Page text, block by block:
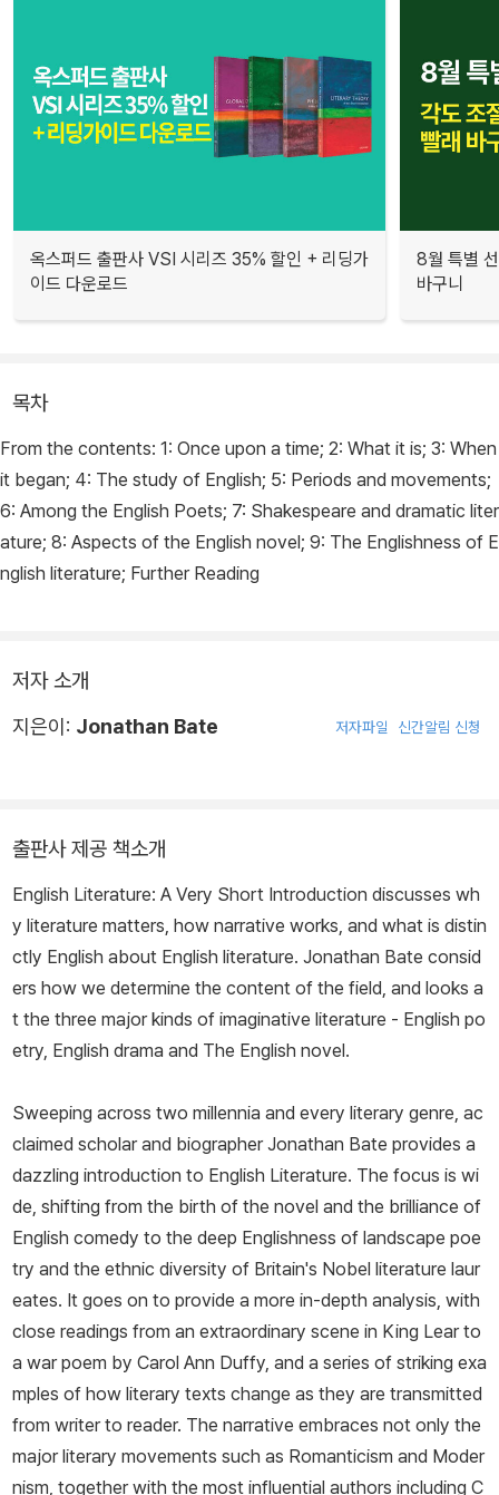
옥스퍼드 출판사 VSI 시리즈 35% 할인 + 리딩가
이드 다운로드
8월 특별
바구니
목차
From the contents: 1: Once upon a time; 2: What it is; 3: When
it began; 4: The study of English; 5: Periods and movements;
6: Among the English Poets; 7: Shakespeare and dramatic liter
ature; 8: Aspects of the English novel; 9: The Englishness of E
nglish literature; Further Reading
저자 소개
지은이: Jonathan Bate 저자파일 신간알림 신청
출판사 제공 책소개
English Literature: A Very Short Introduction discusses wh
y literature matters, how narrative works, and what is distin
ctly English about English literature. Jonathan Bate consid
ers how we determine the content of the field, and looks a
t the three major kinds of imaginative literature - English po
etry, English drama and The English novel.
Sweeping across two millennia and every literary genre, ac
claimed scholar and biographer Jonathan Bate provides a
dazzling introduction to English Literature. The focus is wi
de, shifting from the birth of the novel and the brilliance of
English comedy to the deep Englishness of landscape poe
try and the ethnic diversity of Britain's Nobel literature laur
eates. It goes on to provide a more in-depth analysis, with
close readings from an extraordinary scene in King Lear to
a war poem by Carol Ann Duffy, and a series of striking exa
mples of how literary texts change as they are transmitted
from writer to reader. The narrative embraces not only the
major literary movements such as Romanticism and Moder
nism, together with the most influential authors including C